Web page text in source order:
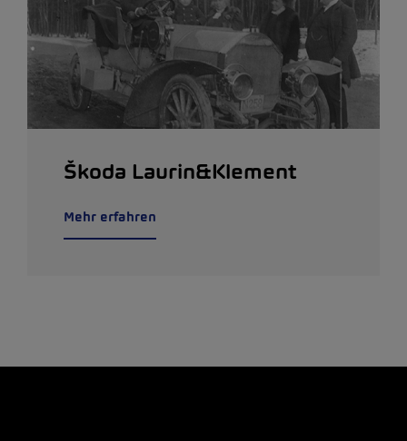
Škoda Laurin&Klement
Mehr erfahren